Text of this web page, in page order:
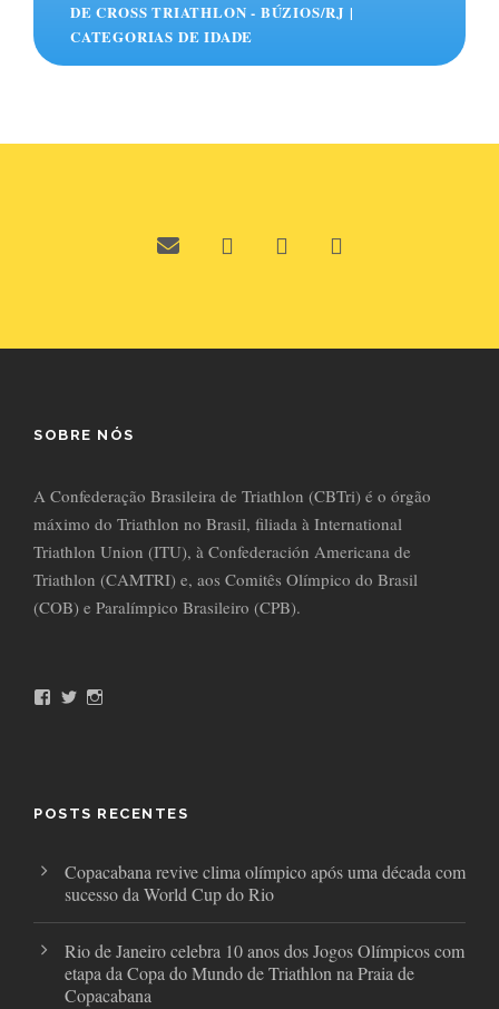
DE CROSS TRIATHLON - BÚZIOS/RJ |
CATEGORIAS DE IDADE
SOBRE NÓS
A Confederação Brasileira de Triathlon (CBTri) é o órgão
máximo do Triathlon no Brasil, filiada à International
Triathlon Union (ITU), à Confederación Americana de
Triathlon (CAMTRI) e, aos Comitês Olímpico do Brasil
(COB) e Paralímpico Brasileiro (CPB).
k
T
a
POSTS RECENTES
Copacabana revive clima olímpico após uma década com
sucesso da World Cup do Rio
Rio de Janeiro celebra 10 anos dos Jogos Olímpicos com
etapa da Copa do Mundo de Triathlon na Praia de
Copacabana